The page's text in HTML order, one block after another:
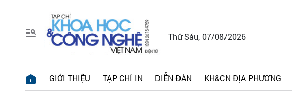
Thứ Sáu, 07/08/2026
GIỚI THIỆU TẠP CHÍ IN DIỄN ĐÀN KH&CN ĐỊA PHƯƠNG